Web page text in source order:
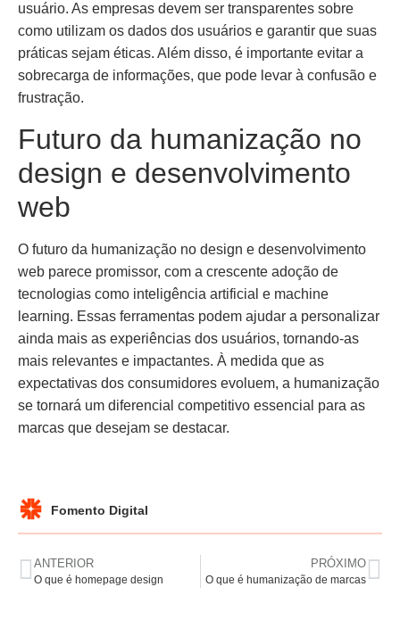
usuário. As empresas devem ser transparentes sobre
como utilizam os dados dos usuários e garantir que suas
práticas sejam éticas. Além disso, é importante evitar a
sobrecarga de informações, que pode levar à confusão e
frustração.
Futuro da humanização no
design e desenvolvimento
web
O futuro da humanização no design e desenvolvimento
web parece promissor, com a crescente adoção de
tecnologias como inteligência artificial e machine
learning. Essas ferramentas podem ajudar a personalizar
ainda mais as experiências dos usuários, tornando-as
mais relevantes e impactantes. À medida que as
expectativas dos consumidores evoluem, a humanização
se tornará um diferencial competitivo essencial para as
marcas que desejam se destacar.
Fomento Digital
ANTERIOR
O que é homepage design
PRÓXIMO
O que é humanização de marcas